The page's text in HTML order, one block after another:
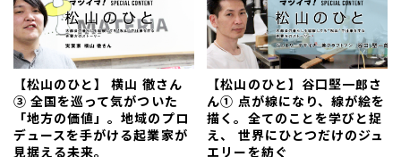
【松山のひと】 横山 徹さん
③ 全国を巡って気がついた
「地方の価値」。地域のプロ
デュースを手がける起業家が
見据える未来。
【松山のひと】谷口堅一郎さ
ん① 点が線になり、線が絵を
描く。全てのことを学びと捉
え、 世界にひとつだけのジュ
エリーを紡ぐ